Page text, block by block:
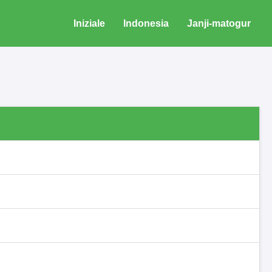
Iniziale Indonesia Janji-matogur